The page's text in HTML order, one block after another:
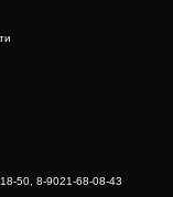
50, 8-9021-68-08-43